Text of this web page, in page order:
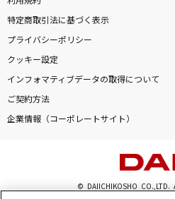
特定商取引法に基づく表示
プライバシーポリシー
クッキー設定
インフォマティブデータの取得について
ご契約方法
企業情報（コーポレートサイト）
© DAIICHIKOSHO CO.,LTD.